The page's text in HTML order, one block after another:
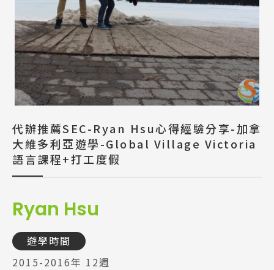
代辦推薦SEC-Ryan Hsu心得經驗分享-加拿
大維多利亞遊學-Global Village Victoria
語言課程+打工度假
Ryan Hsu
遊學時間
2015-2016年 12週